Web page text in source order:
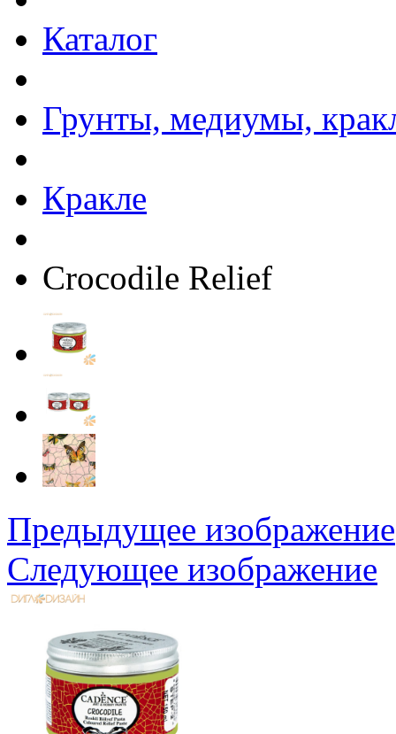
Каталог
Грунты, медиумы,
Кракле
Crocodile Relief
Предыдущее изображение
Следующее изображение